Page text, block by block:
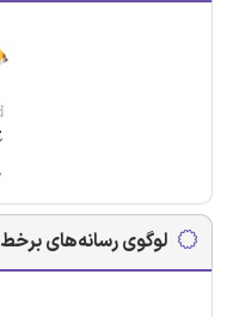
لوگوی رسانه‌های برخط